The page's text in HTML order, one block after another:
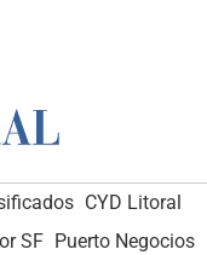
CYD Litoral
SF Puerto Negocios